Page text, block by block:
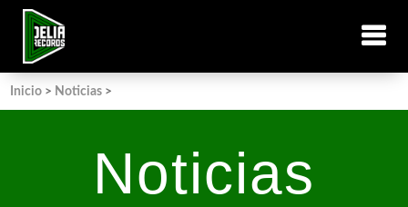
Inicio > Noticias >
Noticias